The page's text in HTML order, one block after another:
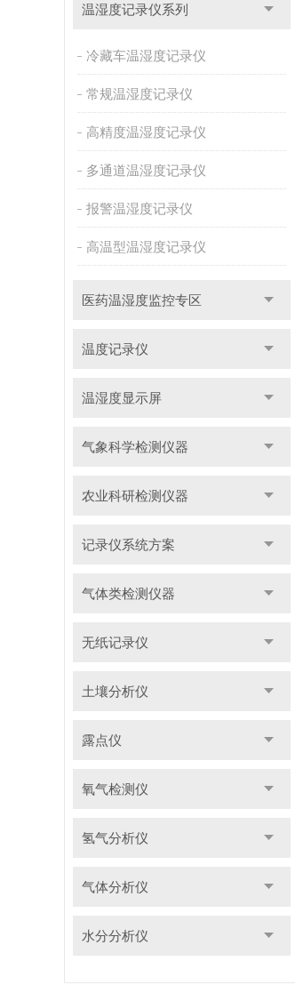
温湿度记录仪系列
冷藏车温湿度记录仪
常规温湿度记录仪
高精度温湿度记录仪
多通道温湿度记录仪
报警温湿度记录仪
高温型温湿度记录仪
医药温湿度监控专区
温度记录仪
温湿度显示屏
气象科学检测仪器
农业科研检测仪器
记录仪系统方案
气体类检测仪器
无纸记录仪
土壤分析仪
露点仪
氧气检测仪
氢气分析仪
气体分析仪
水分分析仪